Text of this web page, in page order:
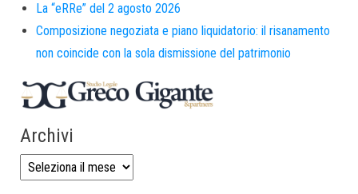
La “eRRe” del 2 agosto 2026
Composizione negoziata e piano liquidatorio: il risanamento
non coincide con la sola dismissione del patrimonio
Archivi